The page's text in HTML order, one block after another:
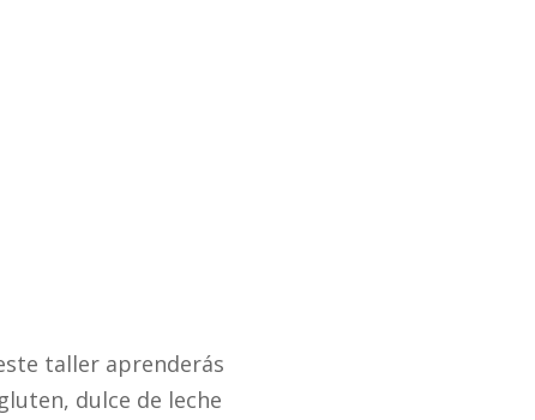
taller aprenderás
dulce de leche